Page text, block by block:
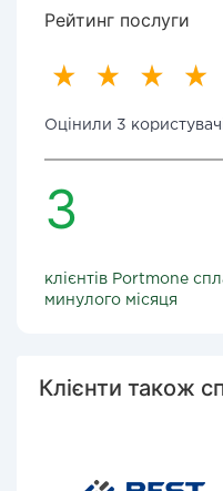
Рейтинг послуги
Оцінили 3
3
клієнтів Portmone
минулого місяця
Клієнти також